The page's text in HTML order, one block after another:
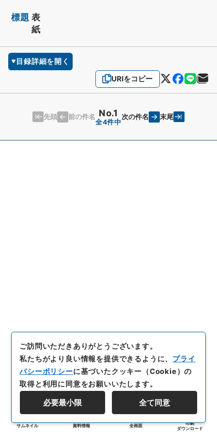
標題 表
紙
目録詳細を開く
URIをコピー
先頭 前の件名 No.1
全4件中
次の件名 末尾
サムネイル 資料情報 全画面
印刷
ダウンロード
ご訪問いただきありがとうございます。
私たちがより良い情報を提供できるように、 プライ
バシーポリシーに基づいたクッキー（Cookie）の
取得と利用に同意をお願いいたします。
必要最小限 全て同意